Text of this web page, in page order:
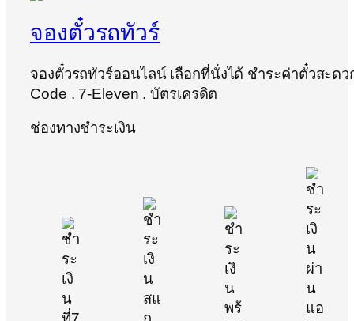
จองตั๋วรถทัวร์
จองตั๋วรถทัวร์ออนไลน์ เลือกที่นั่งได้ ชำระค่าตั๋วสะด
Code . 7-Eleven . บัตรเครดิต
ช่องทางชำระเงิน